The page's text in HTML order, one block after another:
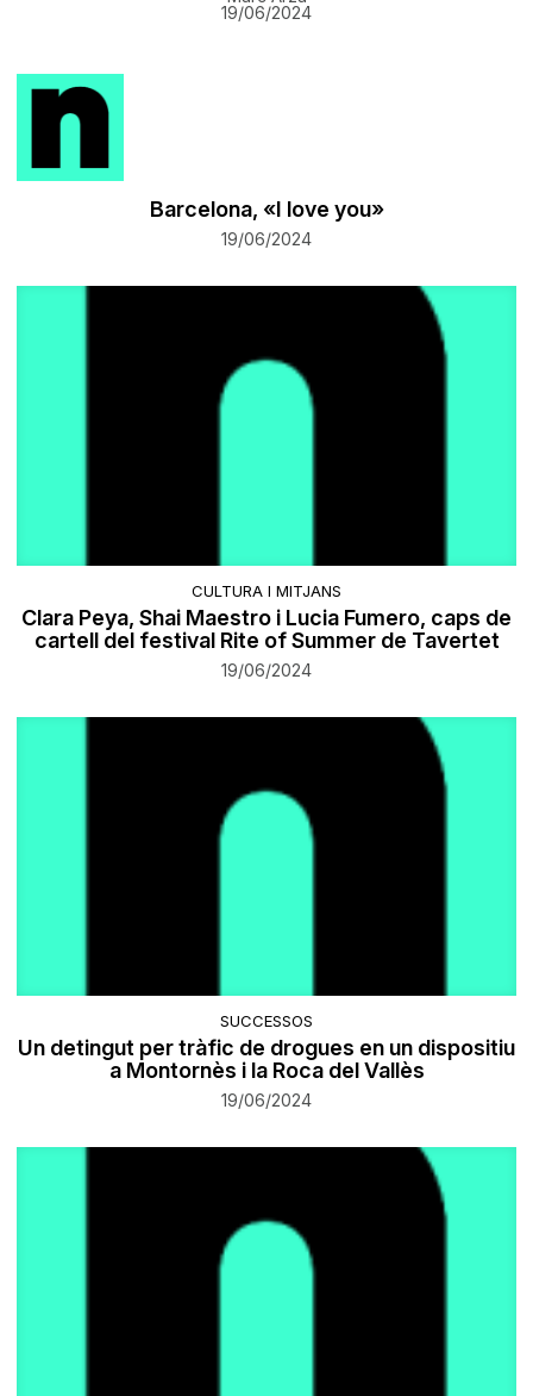
19/06/2024
Barcelona, «I love you»
19/06/2024
CULTURA I MITJANS
Clara Peya, Shai Maestro i Lucia Fumero, caps de
cartell del festival Rite of Summer de Tavertet
19/06/2024
SUCCESSOS
Un detingut per tràfic de drogues en un dispositiu
a Montornès i la Roca del Vallès
19/06/2024